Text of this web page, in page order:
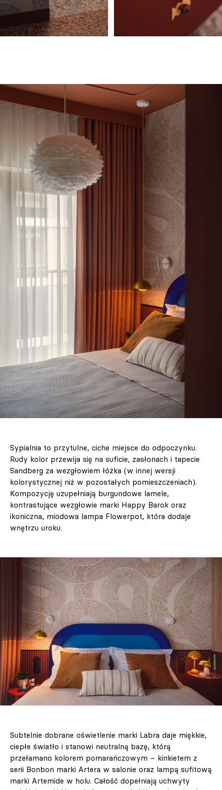
Sypialnia to przytulne, ciche miejsce do odpoczynku.
Rudy kolor przewija się na suficie, zasłonach i tapecie
Sandberg za wezgłowiem łóżka (w innej wersji
kolorystycznej niż w pozostałych pomieszczeniach).
Kompozycję uzupełniają burgundowe lamele,
kontrastujące wezgłowie marki Happy Barok oraz
ikoniczna, miodowa lampa Flowerpot, która dodaje
wnętrzu uroku.
Subtelnie dobrane oświetlenie marki Labra daje miękkie,
ciepłe światło i stanowi neutralną bazę, którą
przełamano kolorem pomarańczowym – kinkietem z
serii Bonbon marki Artera w salonie oraz lampą sufitową
marki Artemide w holu. Całość dopełniają uchwyty